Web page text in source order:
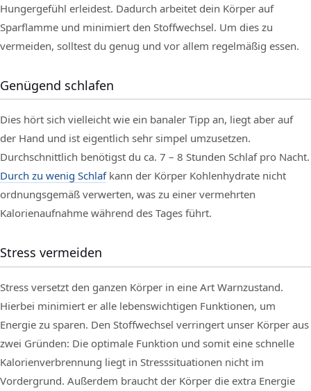
Hungergefühl erleidest. Dadurch arbeitet dein Körper auf
Sparflamme und minimiert den Stoffwechsel. Um dies zu
vermeiden, solltest du genug und vor allem regelmäßig essen.
Genügend schlafen
Dies hört sich vielleicht wie ein banaler Tipp an, liegt aber auf
der Hand und ist eigentlich sehr simpel umzusetzen.
Durchschnittlich benötigst du ca. 7 – 8 Stunden Schlaf pro Nacht.
Durch zu wenig Schlafkann der Körper Kohlenhydrate nicht
ordnungsgemäß verwerten, was zu einer vermehrten
Kalorienaufnahme während des Tages führt.
Stress vermeiden
Stress versetzt den ganzen Körper in eine Art Warnzustand.
Hierbei minimiert er alle lebenswichtigen Funktionen, um
Energie zu sparen. Den Stoffwechsel verringert unser Körper aus
zwei Gründen: Die optimale Funktion und somit eine schnelle
Kalorienverbrennung liegt in Stresssituationen nicht im
Vordergrund. Außerdem braucht der Körper die extra Energie